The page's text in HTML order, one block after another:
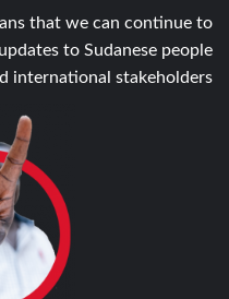
that we can continue to
to Sudanese people
international stakeholders.